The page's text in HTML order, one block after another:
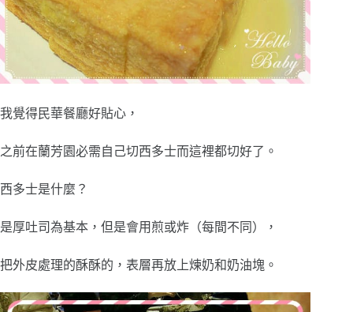
我覺得民華餐廳好貼心，
之前在蘭芳園必需自己切西多士而這裡都切好了。
西多士是什麼？
是厚吐司為基本，但是會用煎或炸（每間不同），
把外皮處理的酥酥的，表層再放上煉奶和奶油塊。